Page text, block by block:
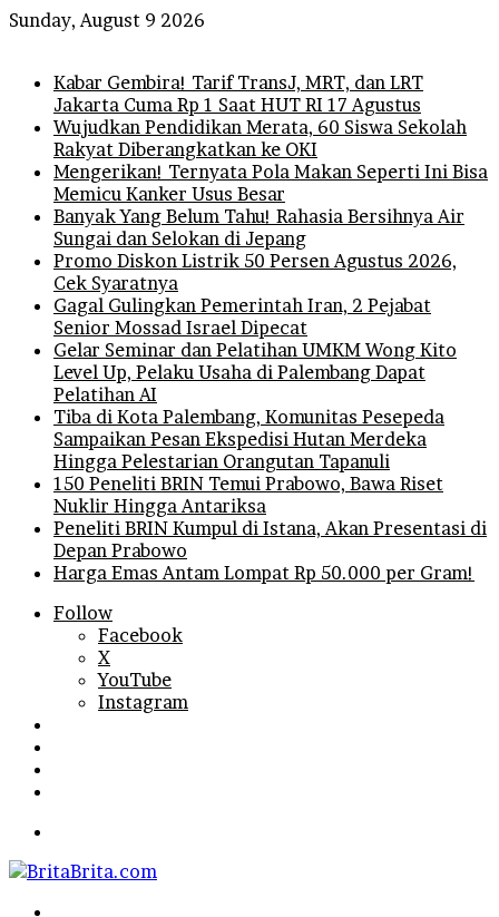
Sunday, August 9 2026
Kabar Gembira! Tarif TransJ, MRT, dan LRT
Jakarta Cuma Rp 1 Saat HUT RI 17 Agustus
Wujudkan Pendidikan Merata, 60 Siswa Sekolah
Rakyat Diberangkatkan ke OKI
Mengerikan! Ternyata Pola Makan Seperti Ini Bisa
Memicu Kanker Usus Besar
Banyak Yang Belum Tahu! Rahasia Bersihnya Air
Sungai dan Selokan di Jepang
Promo Diskon Listrik 50 Persen Agustus 2026,
Cek Syaratnya
Gagal Gulingkan Pemerintah Iran, 2 Pejabat
Senior Mossad Israel Dipecat
Gelar Seminar dan Pelatihan UMKM Wong Kito
Level Up, Pelaku Usaha di Palembang Dapat
Pelatihan AI
Tiba di Kota Palembang, Komunitas Pesepeda
Sampaikan Pesan Ekspedisi Hutan Merdeka
Hingga Pelestarian Orangutan Tapanuli
150 Peneliti BRIN Temui Prabowo, Bawa Riset
Nuklir Hingga Antariksa
Peneliti BRIN Kumpul di Istana, Akan Presentasi di
Depan Prabowo
Harga Emas Antam Lompat Rp 50.000 per Gram!
Follow
Facebook
X
YouTube
Instagram